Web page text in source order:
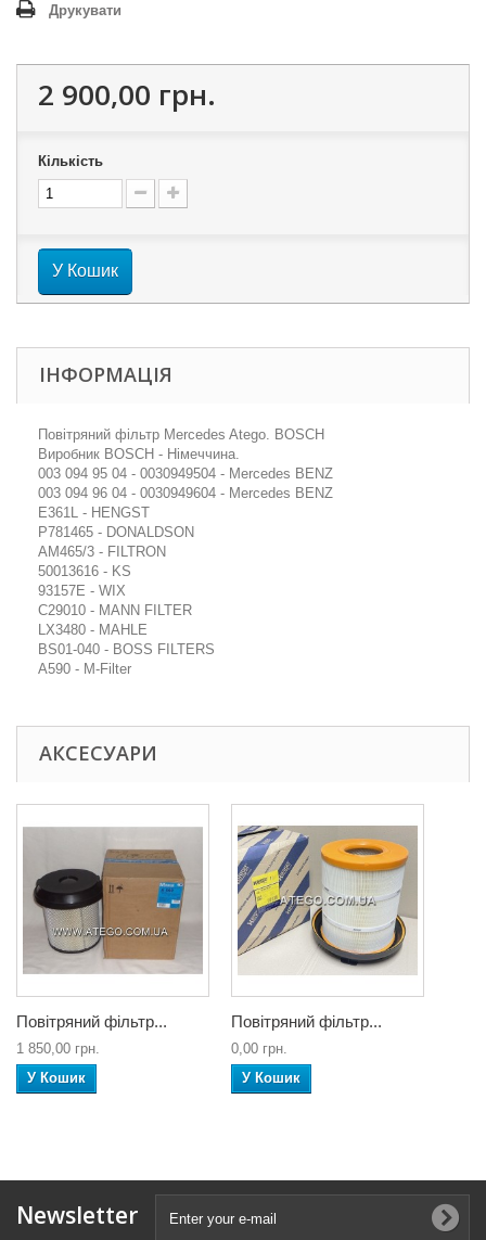
Друкувати
2 900,00 грн.
Кількість
У Кошик
ІНФОРМАЦІЯ
Повітряний фільтр Mercedes Atego. BOSCH
Виробник BOSCH - Німеччина.
003 094 95 04 - 0030949504 - Mercedes BENZ
003 094 96 04 - 0030949604 - Mercedes BENZ
E361L - HENGST
P781465 - DONALDSON
AM465/3 - FILTRON
50013616 - KS
93157E - WIX
C29010 - MANN FILTER
LX3480 - MAHLE
BS01-040 - BOSS FILTERS
A590 - M-Filter
АКСЕСУАРИ
Повітряний фільтр...
1 850,00 грн.
У Кошик
Повітряний фільтр...
0,00 грн.
У Кошик
Newsletter